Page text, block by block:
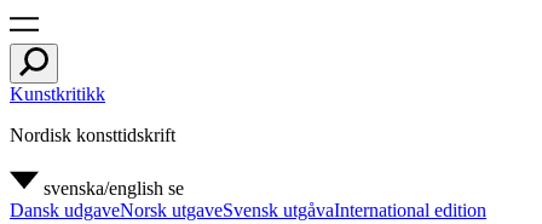
Kunstkritikk
Nordisk konsttidskrift
svenska/english se
Dansk udgaveNorsk utgaveSvensk utgåvaInternational edition